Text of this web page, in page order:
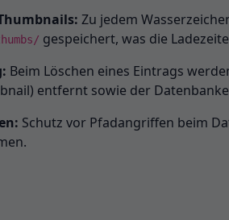
Zu jedem
gespeichert, was die
Beim Löschen eines Eintrags
entfernt sowie der
Schutz vor Pfadangriffen beim